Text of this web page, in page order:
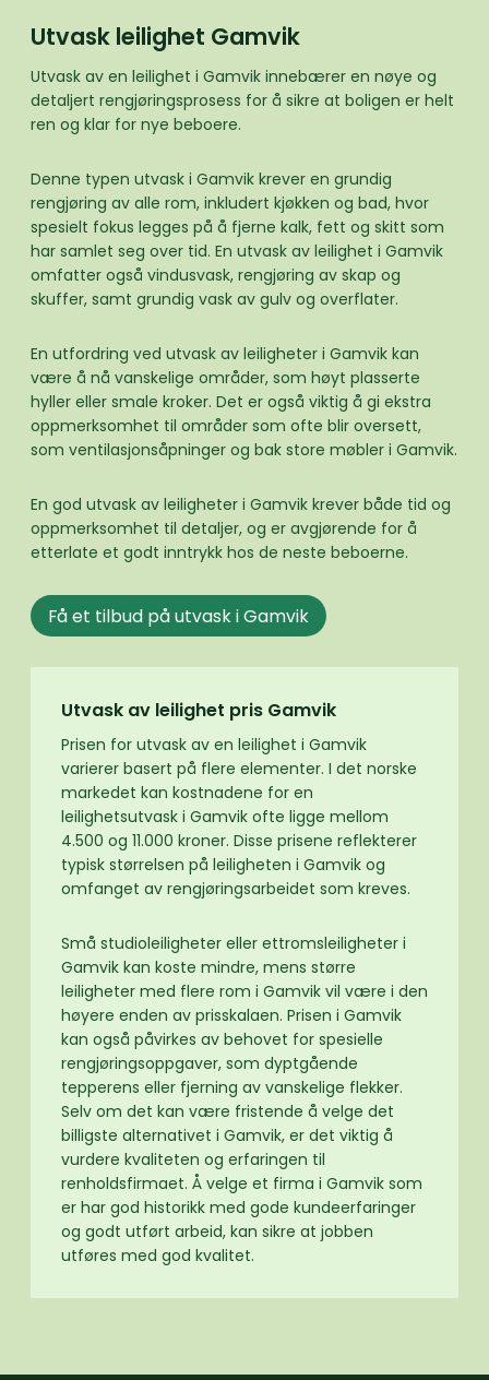
Utvask leilighet Gamvik
Utvask av en leilighet i Gamvik innebærer en nøye og
detaljert rengjøringsprosess for å sikre at boligen er helt
ren og klar for nye beboere.
Denne typen utvask i Gamvik krever en grundig
rengjøring av alle rom, inkludert kjøkken og bad, hvor
spesielt fokus legges på å fjerne kalk, fett og skitt som
har samlet seg over tid. En utvask av leilighet i Gamvik
omfatter også vindusvask, rengjøring av skap og
skuffer, samt grundig vask av gulv og overflater.
En utfordring ved utvask av leiligheter i Gamvik kan
være å nå vanskelige områder, som høyt plasserte
hyller eller smale kroker. Det er også viktig å gi ekstra
oppmerksomhet til områder som ofte blir oversett,
som ventilasjonsåpninger og bak store møbler i Gamvik.
En god utvask av leiligheter i Gamvik krever både tid og
oppmerksomhet til detaljer, og er avgjørende for å
etterlate et godt inntrykk hos de neste beboerne.
Få et tilbud på utvask i Gamvik
Utvask av leilighet pris Gamvik
Prisen for utvask av en leilighet i Gamvik
varierer basert på flere elementer. I det norske
markedet kan kostnadene for en
leilighetsutvask i Gamvik ofte ligge mellom
4.500 og 11.000 kroner. Disse prisene reflekterer
typisk størrelsen på leiligheten i Gamvik og
omfanget av rengjøringsarbeidet som kreves.
Små studioleiligheter eller ettromsleiligheter i
Gamvik kan koste mindre, mens større
leiligheter med flere rom i Gamvik vil være i den
høyere enden av prisskalaen. Prisen i Gamvik
kan også påvirkes av behovet for spesielle
rengjøringsoppgaver, som dyptgående
tepperens eller fjerning av vanskelige flekker.
Selv om det kan være fristende å velge det
billigste alternativet i Gamvik, er det viktig å
vurdere kvaliteten og erfaringen til
renholdsfirmaet. Å velge et firma i Gamvik som
er har god historikk med gode kundeerfaringer
og godt utført arbeid, kan sikre at jobben
utføres med god kvalitet.